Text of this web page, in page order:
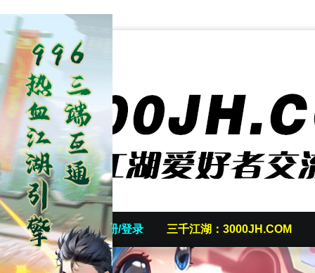
首页 发帖/注册/登录 三千江湖：3000JH.COM